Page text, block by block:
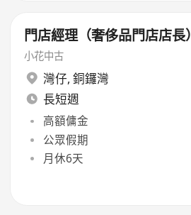
門店經理（奢侈品門店店長）
小花中古
灣仔, 銅鑼灣
長短週
高額傭金
公眾假期
月休6天